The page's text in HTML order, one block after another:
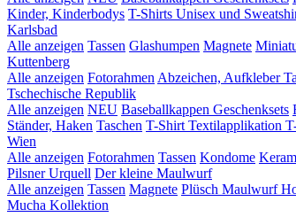
Kinder, Kinderbodys T-Shirts Unisex und
Karlsbad
Alle anzeigen Tassen Glashumpen Magnete
Kuttenberg
Alle anzeigen Fotorahmen Abzeichen, Aufkleber
Tschechische Republik
Alle anzeigen NEU Baseballkappen Geschenksets
Ständer, Haken Taschen T-Shirt Textilapplikation
Wien
Alle anzeigen Fotorahmen Tassen Kondome
Pilsner Urquell Der kleine Maulwurf
Alle anzeigen Tassen Magnete Plüsch Maulwurf
Mucha Kollektion